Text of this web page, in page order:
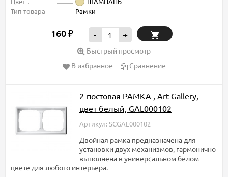
Тип товара
Рамки
160 ₽ - +
Быстрый просмотр
В избранное
Сравнение
2-постовая РАМКА , Art Gallery,
цвет белый, GAL000102
Артикул: SCGAL000102
Двойная рамка предназначена для
установки двух механизмов, гармонично
выполнена в универсальном белом
цвете для любого интерьера.